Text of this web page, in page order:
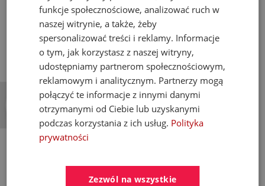
minimalizm, łatwość czyszczenia ścian
BOZZ Wanna/Prysznic– systemy podtynkowe;
bezawaryjność dziękiFLEXX.BOXX
Dlaczego warto kupić KLUDI BOZZ w
armatura24.pl?
Jako partner marki KLUDI, w Armatura Kozłowski zapewniamy
nie tylkopełną dostępność serii BOZZ, ale przede wszystkim
fachowe doradztwo techniczne. Wiemy, co pasuje do Twojej
Sprawdź pełną ofertę KLUDI BOZZ
×
funkcje społecznościowe, analizować ruch w
naszej witrynie, a także, żeby
spersonalizować treści i reklamy. Informacje
o tym, jak korzystasz z naszej witryny,
udostępniamy partnerom społecznościowym,
reklamowym i analitycznym. Partnerzy mogą
połączyć te informacje z innymi danymi
otrzymanymi od Ciebie lub uzyskanymi
podczas korzystania z ich usług. Polityka
prywatności
Zezwól na wszystkie